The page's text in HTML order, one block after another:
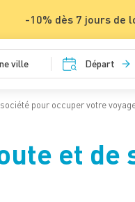
-10% dès 7 jours de
ville Départ
pour occuper votre
et de